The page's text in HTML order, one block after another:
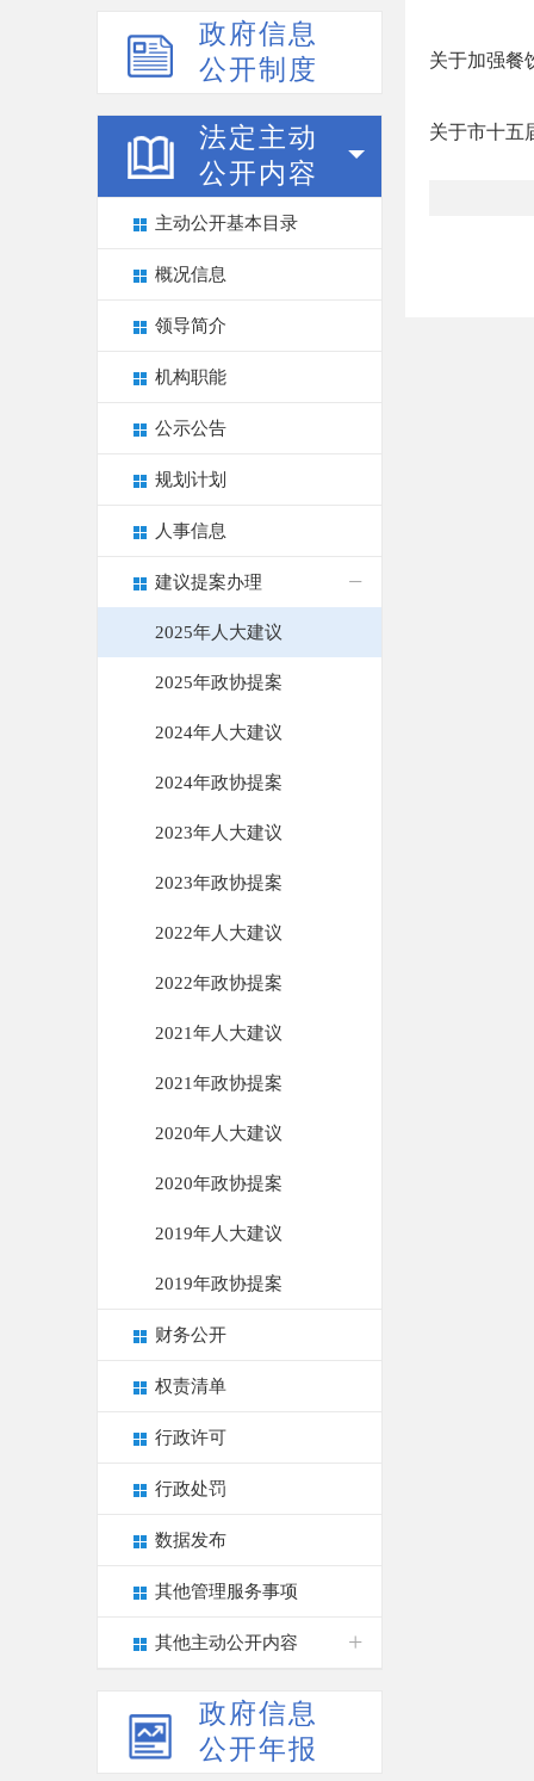
政府信息
公开制度
法定主动
公开内容
主动公开基本目录
概况信息
领导简介
机构职能
公示公告
规划计划
人事信息
建议提案办理
2025年人大建议
2025年政协提案
2024年人大建议
2024年政协提案
2023年人大建议
2023年政协提案
2022年人大建议
2022年政协提案
2021年人大建议
2021年政协提案
2020年人大建议
2020年政协提案
2019年人大建议
2019年政协提案
财务公开
权责清单
行政许可
行政处罚
数据发布
其他管理服务事项
其他主动公开内容
政府信息
公开年报
关于加强餐
关于市十五